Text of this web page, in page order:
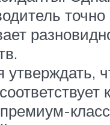
точно
утверждать,